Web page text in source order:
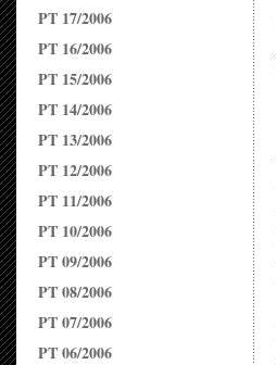
PT 17/2006
PT 16/2006
PT 15/2006
PT 14/2006
PT 13/2006
PT 12/2006
PT 11/2006
PT 10/2006
PT 09/2006
PT 08/2006
PT 07/2006
PT 06/2006